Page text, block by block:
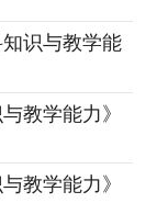
识与教学能
教学能力》
教学能力》